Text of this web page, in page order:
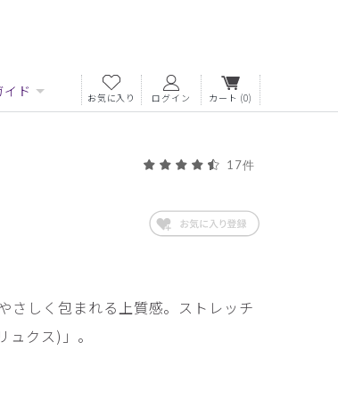
ド お気に入り ログイン カート (0)
17件
さしく包まれる上質感。ストレッチ
クス)」。